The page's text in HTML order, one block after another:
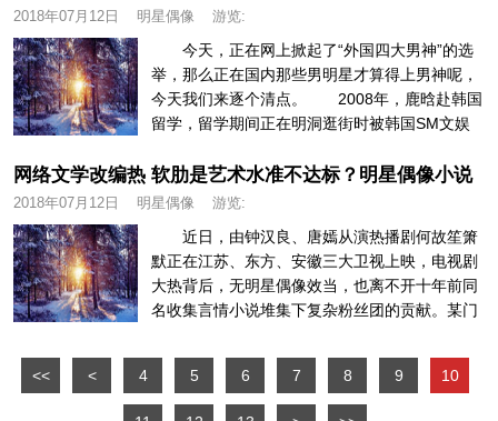
2018年07月12日 明星偶像 游览:
今天，正在网上掀起了“外国四大男神”的选
举，那么正在国内那些男明星才算得上男神呢，
今天我们来逐个清点。 2008年，鹿晗赴韩国
留学，留学期间正在明洞逛街时被韩国SM文娱
网络文学改编热 软肋是艺术水准不达标？明星偶像小说
2018年07月12日 明星偶像 游览:
近日，由钟汉良、唐嫣从演热播剧何故笙箫
默正在江苏、东方、安徽三大卫视上映，电视剧
大热背后，无明星偶像效当，也离不开十年前同
名收集言情小说堆集下复杂粉丝团的贡献。某门
<< < 4 5 6 7 8 9 10